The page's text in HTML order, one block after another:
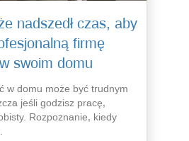
nadszedł czas, aby
firmę
swoim domu
w domu może być trudnym
jeśli godzisz pracę,
Rozpoznanie, kiedy